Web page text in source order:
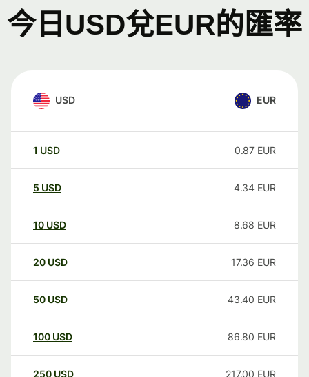
今日USD兌EUR的匯率
USD EUR
1 USD 0.87 EUR
5 USD 4.34 EUR
10 USD 8.68 EUR
20 USD 17.36 EUR
50 USD 43.40 EUR
100 USD 86.80 EUR
250 USD 217.00 EUR